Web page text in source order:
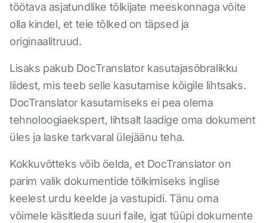
töötava asjatundlike tõlkijate meeskonnaga võite
olla kindel, et teie tõlked on täpsed ja
originaalitruud.
Lisaks pakub DocTranslator kasutajasõbralikku
liidest, mis teeb selle kasutamise kõigile lihtsaks.
DocTranslator kasutamiseks ei pea olema
tehnoloogiaekspert, lihtsalt laadige oma dokument
üles ja laske tarkvaral ülejäänu teha.
Kokkuvõtteks võib öelda, et DocTranslator on
parim valik dokumentide tõlkimiseks inglise
keelest urdu keelde ja vastupidi. Tänu oma
võimele käsitleda suuri faile, igat tüüpi dokumente